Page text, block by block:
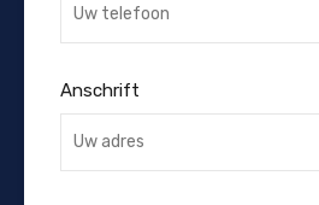
Anschrift